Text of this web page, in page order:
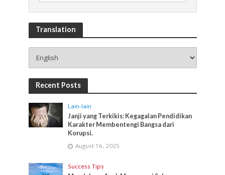
Translation
Recent Posts
Lain-lain
Janji yang Terkikis: Kegagalan Pendidikan
Karakter Membentengi Bangsa dari
Korupsi.
August 16, 2025
Success Tips